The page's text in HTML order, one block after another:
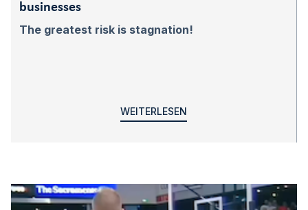
businesses
The greatest risk is stagnation!
WEITERLESEN